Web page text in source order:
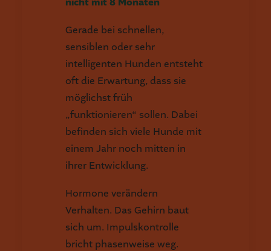
Gerade bei schnellen,
sensiblen oder sehr
intelligenten Hunden entsteht
oft die Erwartung, dass sie
möglichst früh
„funktionieren“ sollen. Dabei
befinden sich viele Hunde mit
einem Jahr noch mitten in
ihrer Entwicklung.
Hormone verändern
Verhalten. Das Gehirn baut
sich um. Impulskontrolle
bricht phasenweise weg.